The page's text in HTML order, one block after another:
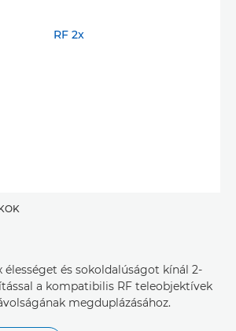
élességet és sokoldalúságot kínál 2-
a kompatibilis RF teleobjektívek
megduplázásához.